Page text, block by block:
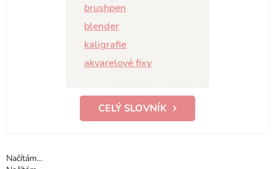
brushpen
blender
kaligrafie
akvarelové fixy
CELÝ SLOVNÍK
Načítám...